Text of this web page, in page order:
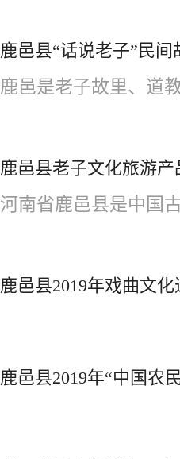
鹿邑县“话说老子”民
鹿邑是老子故里、道
鹿邑县老子文化旅游
河南省鹿邑县是中国
鹿邑县2019年戏曲文
鹿邑县2019年“中国农